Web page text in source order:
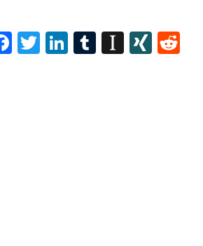
Facebook
TwitterLinkedIn
Tumblr